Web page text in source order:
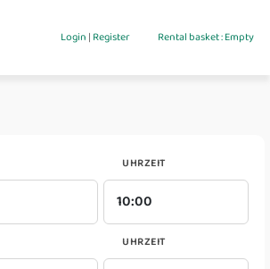
Login|Register Rental basket : Empty
UHRZEIT
UHRZEIT